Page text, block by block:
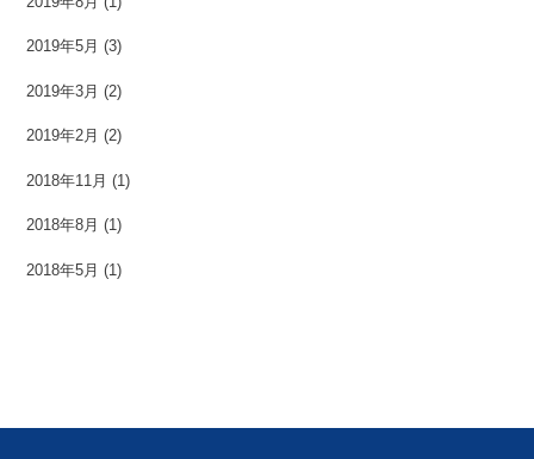
2019年5月 (3)
2019年3月 (2)
2019年2月 (2)
2018年11月 (1)
2018年8月 (1)
2018年5月 (1)